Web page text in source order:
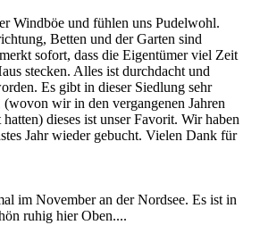
Windböe und fühlen uns Pudelwohl.
Betten und der Garten sind
sofort, dass die Eigentümer viel Zeit
stecken. Alles ist durchdacht und
Es gibt in dieser Siedlung sehr
wir in den vergangenen Jahren
dieses ist unser Favorit. Wir haben
Jahr wieder gebucht. Vielen Dank für
im November an der Nordsee. Es ist in
ruhig hier Oben....